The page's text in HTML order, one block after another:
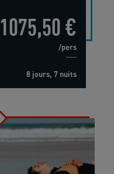
1075,50 €
/pers
8 jours, 7 nuits